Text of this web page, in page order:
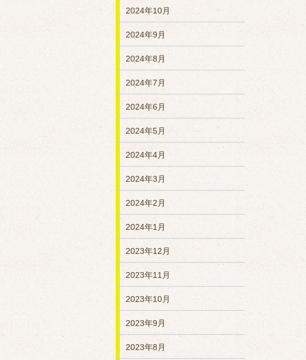
2024年10月
2024年9月
2024年8月
2024年7月
2024年6月
2024年5月
2024年4月
2024年3月
2024年2月
2024年1月
2023年12月
2023年11月
2023年10月
2023年9月
2023年8月